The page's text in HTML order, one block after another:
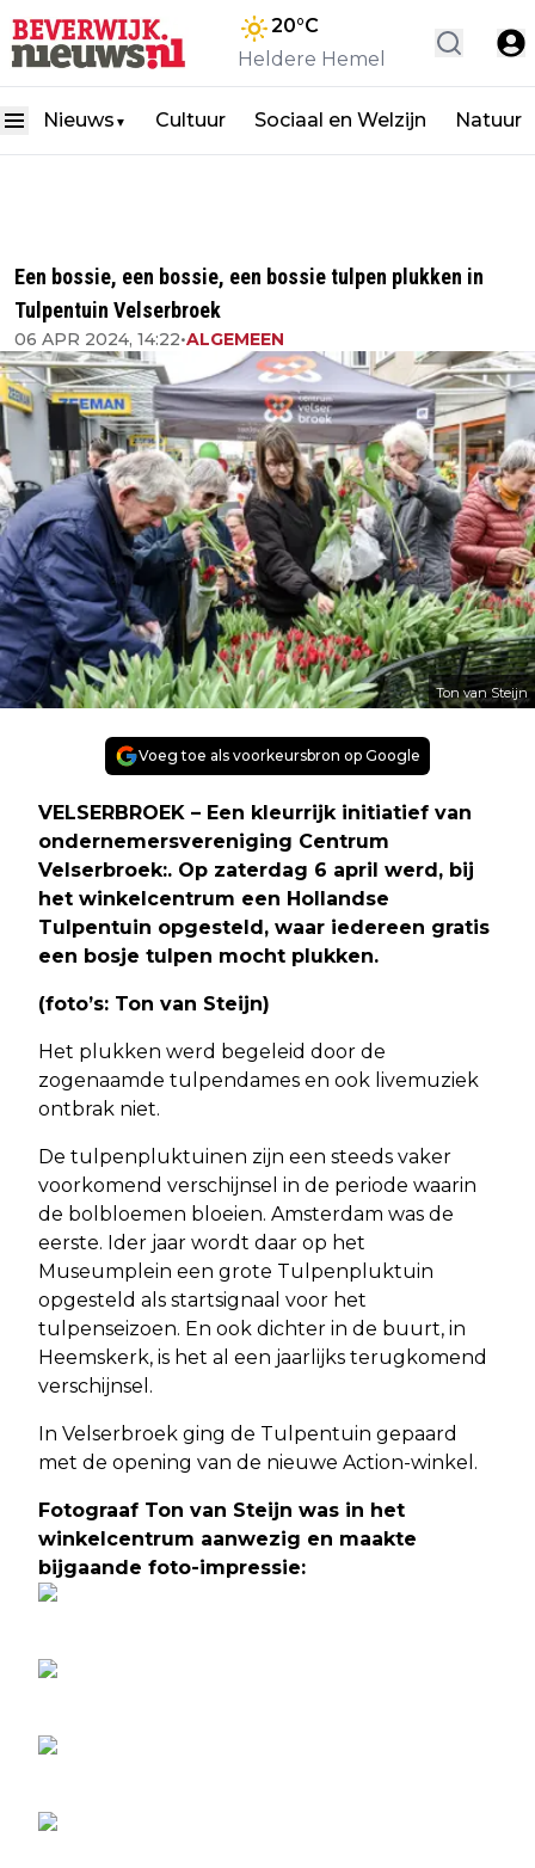
20°C
Heldere Hemel
Nieuws ▼ Cultuur Sociaal en Welzijn Natuur
Een bossie, een bossie, een bossie tulpen plukken in
Tulpentuin Velserbroek
06 APR 2024, 14:22•ALGEMEEN
Ton van Steijn
Voeg toe als voorkeursbron op Google
VELSERBROEK – Een kleurrijk initiatief van
ondernemersvereniging Centrum
Velserbroek:. Op zaterdag 6 april werd, bij
het winkelcentrum een Hollandse
Tulpentuin opgesteld, waar iedereen gratis
een bosje tulpen mocht plukken.
(foto’s: Ton van Steijn)
Het plukken werd begeleid door de
zogenaamde tulpendames en ook livemuziek
ontbrak niet.
De tulpenpluktuinen zijn een steeds vaker
voorkomend verschijnsel in de periode waarin
de bolbloemen bloeien. Amsterdam was de
eerste. Ider jaar wordt daar op het
Museumplein een grote Tulpenpluktuin
opgesteld als startsignaal voor het
tulpenseizoen. En ook dichter in de buurt, in
Heemskerk, is het al een jaarlijks terugkomend
verschijnsel.
In Velserbroek ging de Tulpentuin gepaard
met de opening van de nieuwe Action-winkel.
Fotograaf Ton van Steijn was in het
winkelcentrum aanwezig en maakte
bijgaande foto-impressie: